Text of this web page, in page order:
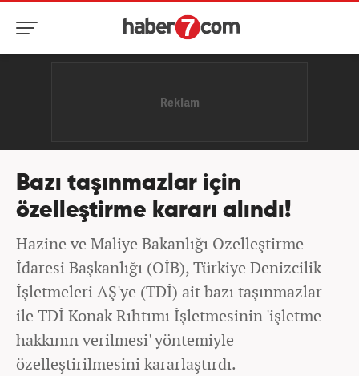
Bazı taşınmazlar için
özelleştirme kararı alındı!
Hazine ve Maliye Bakanlığı Özelleştirme
İdaresi Başkanlığı (ÖİB), Türkiye Denizcilik
İşletmeleri AŞ'ye (TDİ) ait bazı taşınmazlar
ile TDİ Konak Rıhtımı İşletmesinin 'işletme
hakkının verilmesi' yöntemiyle
özelleştirilmesini kararlaştırdı.